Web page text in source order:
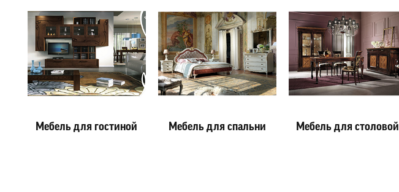
Мебель для гостиной Мебель для спальни Мебель для столовой